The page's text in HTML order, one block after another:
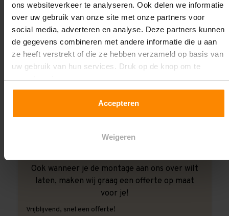
ons websiteverkeer te analyseren. Ook delen we informatie
over uw gebruik van onze site met onze partners voor
social media, adverteren en analyse. Deze partners kunnen
de gegevens combineren met andere informatie die u aan
ze heeft verstrekt of die ze hebben verzameld op basis van
uw gebruik van hun services. Druk op de knop om te
accepteren!
Accepteren
Weigeren
Ook wanneer je de montage aan ons over wilt
laten, maken wij graag een offerte op maat
voor je!
Vrijblijvend, snel een offerte!